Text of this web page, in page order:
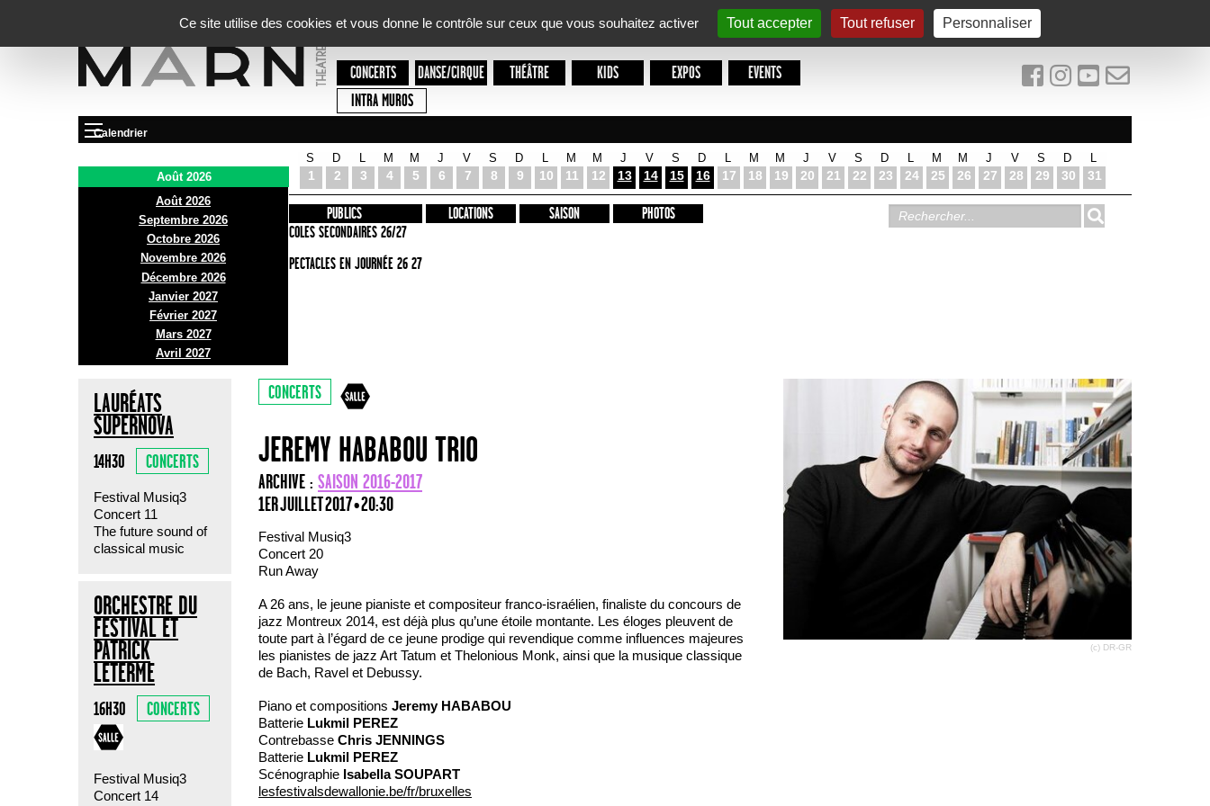
Ce site utilise des cookies et vous donne le contrôle sur ceux que vous souhaitez activer
Tout accepter Tout refuser Personnaliser
CONCERTS DANSE/CIRQUE THÉÂTRE KIDS EXPOS
EVENTS
INTRA MUROS
Calendrier
Août 2026
Août 2026
Septembre 2026
Octobre 2026
Novembre 2026
Décembre 2026
Janvier 2027
Février 2027
Mars 2027
Avril 2027
S
1
D
2 3
M
4
M
5
J
6
V
7
S
8
D
9 10
M
11
M
12
J
13
V
14
S
15
D
16 17
M
18
M
19
J
20
V
21
S
22
D
23 24
M
25
M
26
J
27
V
28
S
29
D
30 31
PRÉSENTATION
INFOS PRATIQUES
ACCES
BAR ET BISTRO
BILLETTERIE
PUBLICS
ECOLES SECONDAIRES 26/27
SPECTACLES EN JOURNÉE 26 27
LOCATIONS SAISON PHOTOS
CONCERTS
JEREMY HABABOU TRIO
ARCHIVE : SAISON 2016-2017
1ER JUILLET 2017 • 20:30
Festival Musiq3
Concert 20
Run Away
A 26 ans, le jeune pianiste et compositeur franco-israélien, finaliste du concours de
jazz Montreux 2014, est déjà plus qu’une étoile montante. Les éloges pleuvent de
toute part à l’égard de ce jeune prodige qui revendique comme influences majeures
les pianistes de jazz Art Tatum et Thelonious Monk, ainsi que la musique classique
de Bach, Ravel et Debussy.
Piano et compositions Jeremy HABABOU
Batterie Lukmil PEREZ
Contrebasse Chris JENNINGS
Batterie Lukmil PEREZ
Scénographie Isabella SOUPART
lesfestivalsdewallonie.be/fr/bruxelles
(c) DR-GR
LAURÉATS
SUPERNOVA
14H30 CONCERTS
Festival Musiq3
Concert 11
The future sound of
classical music
ORCHESTRE DU
FESTIVAL ET
PATRICK
LETERME
16H30 CONCERTS
Festival Musiq3
Concert 14